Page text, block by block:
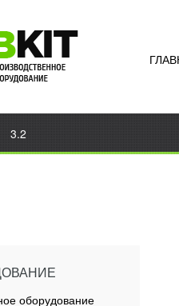
3.2
оборудование